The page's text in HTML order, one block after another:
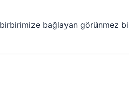
bağlayan görünmez